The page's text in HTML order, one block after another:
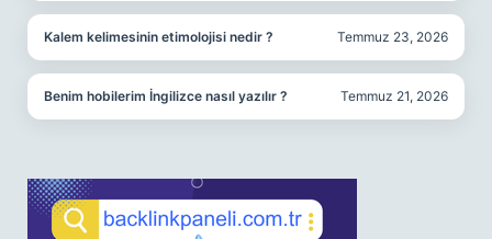
Kalem kelimesinin etimolojisi nedir ? Temmuz 23, 2026
Benim hobilerim İngilizce nasıl yazılır ? Temmuz 21, 2026